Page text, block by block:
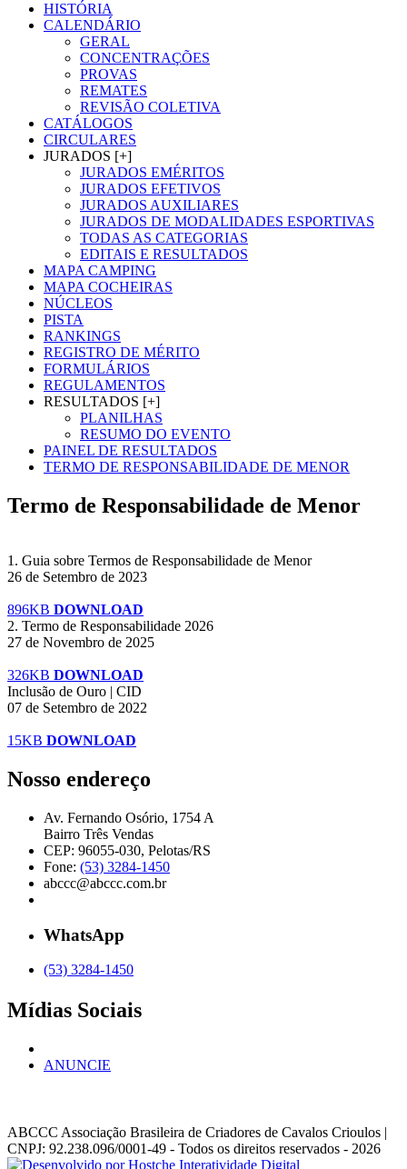
HISTÓRIA
CALENDÁRIO
GERAL
CONCENTRAÇÕES
PROVAS
REMATES
REVISÃO COLETIVA
CATÁLOGOS
CIRCULARES
JURADOS [+]
JURADOS EMÉRITOS
JURADOS EFETIVOS
JURADOS AUXILIARES
JURADOS DE MODALIDADES ESPORTIVAS
TODAS AS CATEGORIAS
EDITAIS E RESULTADOS
MAPA CAMPING
MAPA COCHEIRAS
NÚCLEOS
PISTA
RANKINGS
REGISTRO DE MÉRITO
FORMULÁRIOS
REGULAMENTOS
RESULTADOS [+]
PLANILHAS
RESUMO DO EVENTO
PAINEL DE RESULTADOS
TERMO DE RESPONSABILIDADE DE MENOR
Termo de Responsabilidade de Menor
1. Guia sobre Termos de Responsabilidade de Menor
26 de Setembro de 2023
896KB DOWNLOAD
2. Termo de Responsabilidade 2026
27 de Novembro de 2025
326KB DOWNLOAD
Inclusão de Ouro | CID
07 de Setembro de 2022
15KB DOWNLOAD
Nosso endereço
Av. Fernando Osório, 1754 A
Bairro Três Vendas
CEP: 96055-030, Pelotas/RS
Fone: (53) 3284-1450
abccc@abccc.com.br
WhatsApp
(53) 3284-1450
Mídias Sociais
ANUNCIE
ABCCC Associação Brasileira de Criadores de Cavalos Crioulos |
CNPJ: 92.238.096/0001-49 - Todos os direitos reservados - 2026